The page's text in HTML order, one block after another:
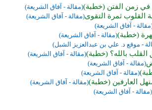
في زمن الفتن (خطبة)(مقالة - آفاق الشريعة)
القلوب ثمرة التقوى(مقالة - آفاق الشريعة)
- آفاق الشريعة)
(خطبة)(مقالة - آفاق الشريعة)
- موقع د. علي بن عبدالعزيز الشبل)
القلب بالله؟ (خطبة)(مقالة - آفاق الشريعة)
(مقالة - آفاق الشريعة)
(مقالة - آفاق الشريعة)
العارفين (خطبة)(مقالة - آفاق الشريعة)
(مقالة - آفاق الشريعة)